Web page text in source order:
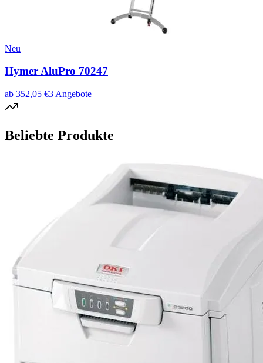
Neu
Hymer AluPro 70247
ab 352,05 €3 Angebote
Beliebte Produkte